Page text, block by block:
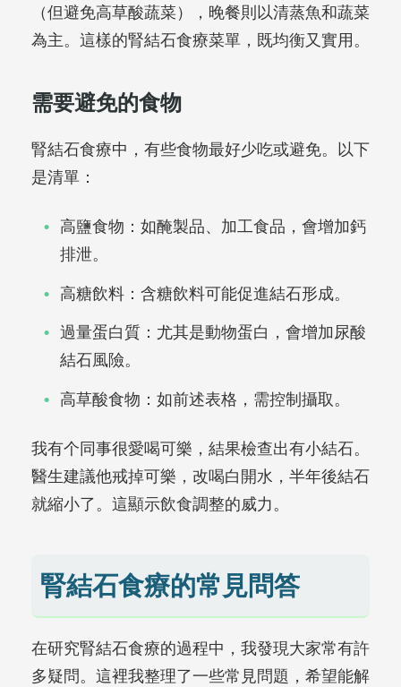
（但避免高草酸蔬菜），晚餐則以清蒸魚和蔬菜
為主。這樣的腎結石食療菜單，既均衡又實用。
需要避免的食物
腎結石食療中，有些食物最好少吃或避免。以下
是清單：
高鹽食物：如醃製品、加工食品，會增加鈣
排泄。
高糖飲料：含糖飲料可能促進結石形成。
過量蛋白質：尤其是動物蛋白，會增加尿酸
結石風險。
高草酸食物：如前述表格，需控制攝取。
我有个同事很愛喝可樂，結果檢查出有小結石。
醫生建議他戒掉可樂，改喝白開水，半年後結石
就縮小了。這顯示飲食調整的威力。
腎結石食療的常見問答
在研究腎結石食療的過程中，我發現大家常有許
多疑問。這裡我整理了一些常見問題，希望能解